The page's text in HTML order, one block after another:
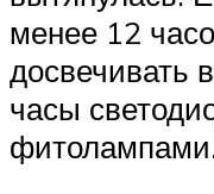
менее 12
досвечивать
часы